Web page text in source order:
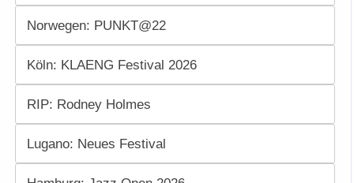
Norwegen: PUNKT@22
Köln: KLAENG Festival 2026
RIP: Rodney Holmes
Lugano: Neues Festival